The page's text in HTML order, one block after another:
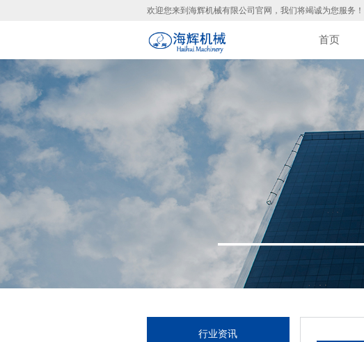
欢迎您来到海辉机械有限公司官网，我们将竭诚为您服务！
首页
行业资讯